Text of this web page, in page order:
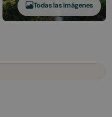
Todas las imágenes